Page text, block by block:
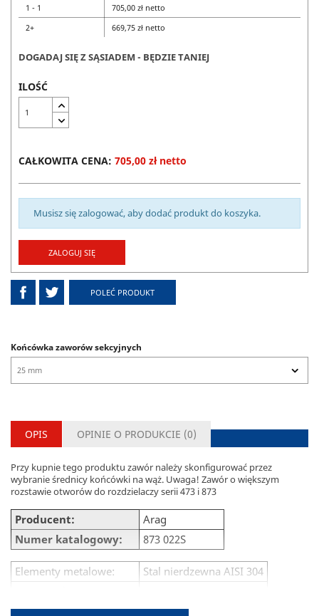
Końcówka zaworów sekcyjnych
1 - 1
705,00 zł netto
2+
669,75 zł netto
DOGADAJ SIĘ Z SĄSIADEM - BĘDZIE TANIEJ
ILOŚĆ
CAŁKOWITA CENA: 705,00 zł netto
Musisz się zalogować, aby dodać produkt do koszyka.
ZALOGUJ SIĘ
POLEĆ PRODUKT
OPIS OPINIE O PRODUKCIE (0)
Przy kupnie tego produktu zawór należy skonfigurować przez
wybranie średnicy końcówki na wąż. Uwaga! Zawór o większym
rozstawie otworów do rozdzielaczy serii 473 i 873
Producent:
Arag
Numer katalogowy:
873 022S
Elementy metalowe:
Stal nierdzewna AISI 304
Przepływ:
190 l/min